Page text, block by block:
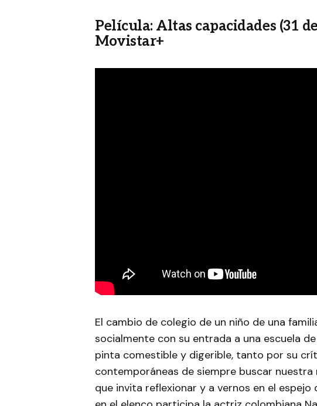
Película: Altas capacidades (31
Movistar+
El cambio de colegio de un niño de una
socialmente con su entrada a una escuela
pinta comestible y digerible, tanto por su
contemporáneas de siempre buscar
que invita reflexionar y a vernos en el